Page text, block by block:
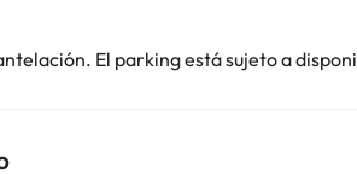
El parking está sujeto a